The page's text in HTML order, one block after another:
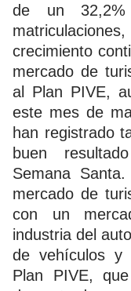
de un
crecimiento
mercado de
al Plan PIVE,
este mes de
han registrado
buen
Semana
mercado de
con un
industria del
de vehículos y
Plan PIVE,